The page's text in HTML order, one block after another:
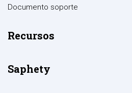
Documento soporte
Recursos
Saphety